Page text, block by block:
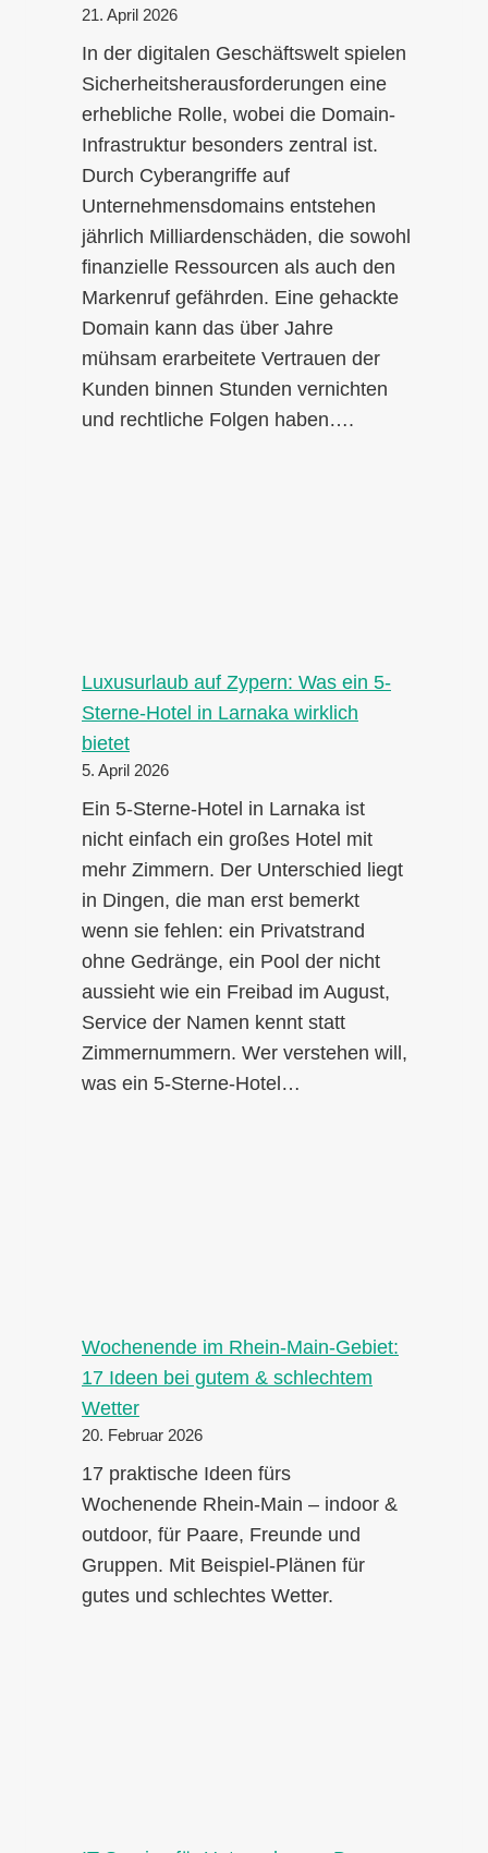
21. April 2026
In der digitalen Geschäftswelt spielen
Sicherheitsherausforderungen eine
erhebliche Rolle, wobei die Domain-
Infrastruktur besonders zentral ist.
Durch Cyberangriffe auf
Unternehmensdomains entstehen
jährlich Milliardenschäden, die sowohl
finanzielle Ressourcen als auch den
Markenruf gefährden. Eine gehackte
Domain kann das über Jahre
mühsam erarbeitete Vertrauen der
Kunden binnen Stunden vernichten
und rechtliche Folgen haben….
Luxusurlaub auf Zypern: Was ein 5-
Sterne-Hotel in Larnaka wirklich
bietet
5. April 2026
Ein 5-Sterne-Hotel in Larnaka ist
nicht einfach ein großes Hotel mit
mehr Zimmern. Der Unterschied liegt
in Dingen, die man erst bemerkt
wenn sie fehlen: ein Privatstrand
ohne Gedränge, ein Pool der nicht
aussieht wie ein Freibad im August,
Service der Namen kennt statt
Zimmernummern. Wer verstehen will,
was ein 5-Sterne-Hotel…
Wochenende im Rhein-Main-Gebiet:
17 Ideen bei gutem & schlechtem
Wetter
20. Februar 2026
17 praktische Ideen fürs
Wochenende Rhein-Main – indoor &
outdoor, für Paare, Freunde und
Gruppen. Mit Beispiel-Plänen für
gutes und schlechtes Wetter.